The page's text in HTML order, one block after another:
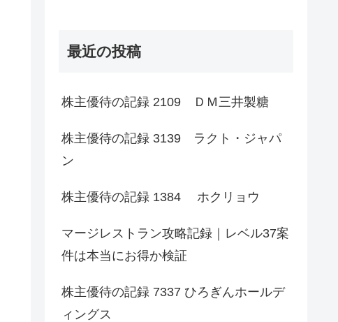
最近の投稿
株主優待の記録 2109 ＤＭ三井製糖
株主優待の記録 3139 ラクト・ジャパ
ン
株主優待の記録 1384 ホクリョウ
マージレストラン攻略記録｜レベル37案
件は本当にお得か検証
株主優待の記録 7337 ひろぎんホールデ
ィングス